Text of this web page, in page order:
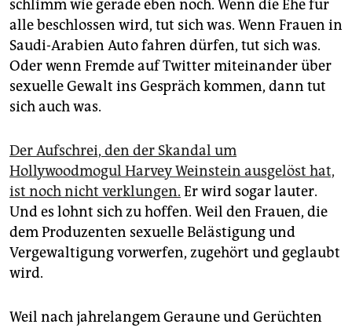
schlimm wie gerade eben noch. Wenn die Ehe für
alle beschlossen wird, tut sich was. Wenn Frauen in
Saudi-Arabien Auto fahren dürfen, tut sich was.
Oder wenn Fremde auf Twitter miteinander über
sexuelle Gewalt ins Gespräch kommen, dann tut
sich auch was.
Der Aufschrei, den der Skandal um
Hollywoodmogul Harvey Weinstein ausgelöst hat,
ist noch nicht verklungen. Er wird sogar lauter.
Und es lohnt sich zu hoffen. Weil den Frauen, die
dem Produzenten sexuelle Belästigung und
Vergewaltigung vorwerfen, zugehört und geglaubt
wird.
Weil nach jahrelangem Geraune und Gerüchten